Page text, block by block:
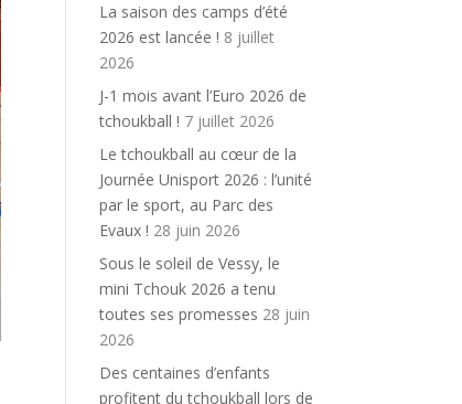
La saison des camps d’été
2026 est lancée ! 8 juillet
2026
J-1 mois avant l’Euro 2026 de
tchoukball ! 7 juillet 2026
Le tchoukball au cœur de la
Journée Unisport 2026 : l’unité
par le sport, au Parc des
Evaux ! 28 juin 2026
Sous le soleil de Vessy, le
mini Tchouk 2026 a tenu
toutes ses promesses 28 juin
2026
Des centaines d’enfants
profitent du tchoukball lors de